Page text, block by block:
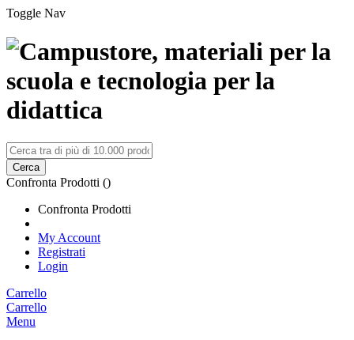
Toggle Nav
Cerca
Confronta Prodotti ()
Confronta Prodotti
My Account
Registrati
Login
Carrello
Carrello
Menu